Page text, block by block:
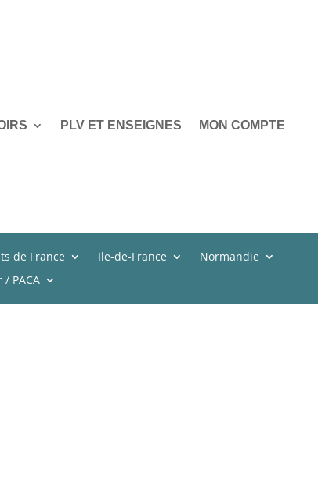
PLV ET ENSEIGNES MON COMPTE
de France Ile-de-France
Normandie
/ PACA